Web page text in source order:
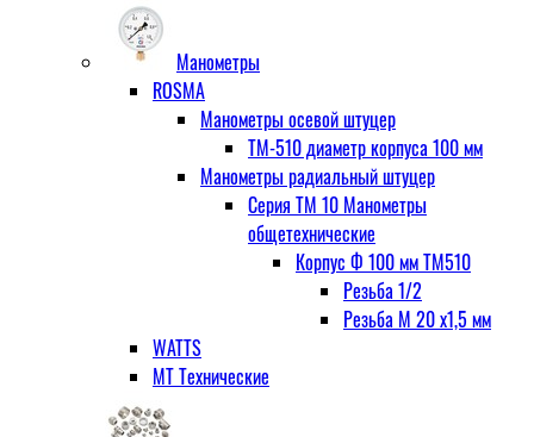
Манометры
ROSMA
Манометры осевой штуцер
ТМ-510 диаметр корпуса 100 мм
Манометры радиальный штуцер
Серия ТМ 10 Манометры
общетехнические
Корпус Ф 100 мм ТМ510
Резьба 1/2
Резьба М 20 х1,5 мм
WATTS
МТ Технические